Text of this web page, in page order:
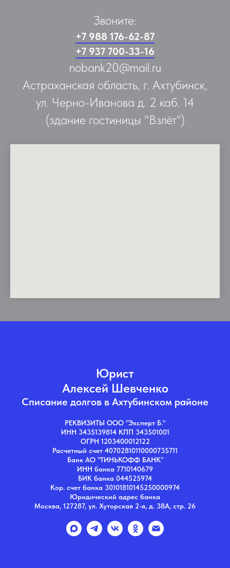
Звоните:
+7 988 176-62-87
+7 937 700-33-16
nobank20@mail.ru
Астраханская область, г. Ахтубинск,
ул. Черно-Иванова д. 2 каб. 14
(здание гостиницы "Взлёт")
Юрист
Алексей Шевченко
Списание долгов в Ахтубинском районе
РЕКВИЗИТЫ ООО "Эксперт Б."
ИНН 3435139814 КПП 343501001
ОГРН 1203400012122
Расчетный счет 40702810110000735711
Банк АО "ТИНЬКОФФ БАНК"
ИНН банка 7710140679
БИК банка 044525974
Кор. счет банка 30101810145250000974
Юридический адрес банка
Москва, 127287, ул. Хуторская 2-я, д. 38А, стр. 26